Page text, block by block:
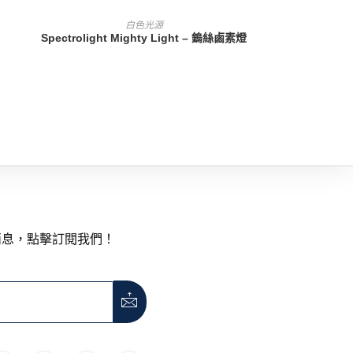
查看內容
白色光源
Spectrolight Mighty Light – 鎢絲鹵素燈
，點擊訂閱我們！